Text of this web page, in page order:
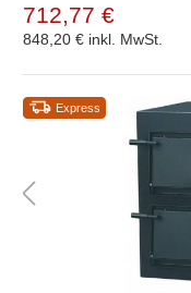
712,77 €
848,20 € inkl. MwSt.
Express